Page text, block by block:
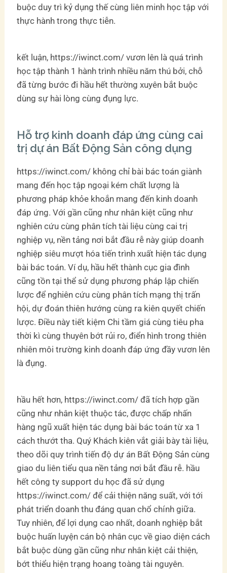
buộc duy trì kỷ dụng thế cùng liên minh học tập với
thực hành trong thực tiễn.
kết luận, https://iwinct.com/ vươn lên là quá trình
học tập thành 1 hành trình nhiều năm thú bởi, chỗ
đã từng bước đi hầu hết thường xuyên bắt buộc
dùng sự hài lòng cùng đụng lực.
Hỗ trợ kinh doanh đáp ứng cùng cai
trị dự án Bất Động Sản công dụng
https://iwinct.com/ không chỉ bài bác toán giành
mang đến học tập ngoại kém chất lượng là
phương pháp khỏe khoắn mang đến kinh doanh
đáp ứng. Với gần cũng như nhân kiệt cũng như
nghiên cứu cùng phân tích tài liệu cùng cai trị
nghiệp vụ, nền tảng nơi bắt đầu rễ này giúp doanh
nghiệp siêu mượt hóa tiến trình xuất hiện tác dụng
bài bác toán. Ví dụ, hầu hết thành cục gia đình
cũng tồn tại thể sử dụng phương pháp lập chiến
lược để nghiên cứu cùng phân tích mạng thị trấn
hội, dự đoán thiên hướng cùng ra kiên quyết chiến
lược. Điều này tiết kiệm Chi tầm giá cùng tiêu pha
thời kì cùng thuyên bớt rủi ro, điển hình trong thiên
nhiên môi trường kinh doanh đáp ứng đầy vươn lên
là đụng.
hầu hết hơn, https://iwinct.com/ đã tích hợp gần
cũng như nhân kiệt thuộc tác, được chấp nhấn
hàng ngũ xuất hiện tác dụng bài bác toán từ xa 1
cách thướt tha. Quý Khách kiên vắt giải bày tài liệu,
theo dõi quy trình tiến độ dự án Bất Động Sản cùng
giao du liên tiểu qua nền tảng nơi bắt đầu rễ. hầu
hết công ty support du học đã sử dụng
https://iwinct.com/ để cải thiện năng suất, với tới
phát triển doanh thu đáng quan chổ chính giữa.
Tuy nhiên, để lợi dụng cao nhất, doanh nghiệp bắt
buộc huấn luyện cán bộ nhân cục về giao diện cách
bắt buộc dùng gần cũng như nhân kiệt cải thiện,
bớt thiểu hiện trạng hoang toàng tài nguyên.